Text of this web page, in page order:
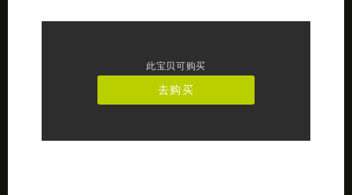
此宝贝可购买
去购买